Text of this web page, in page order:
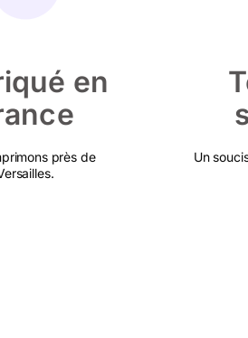
en
près de
Un